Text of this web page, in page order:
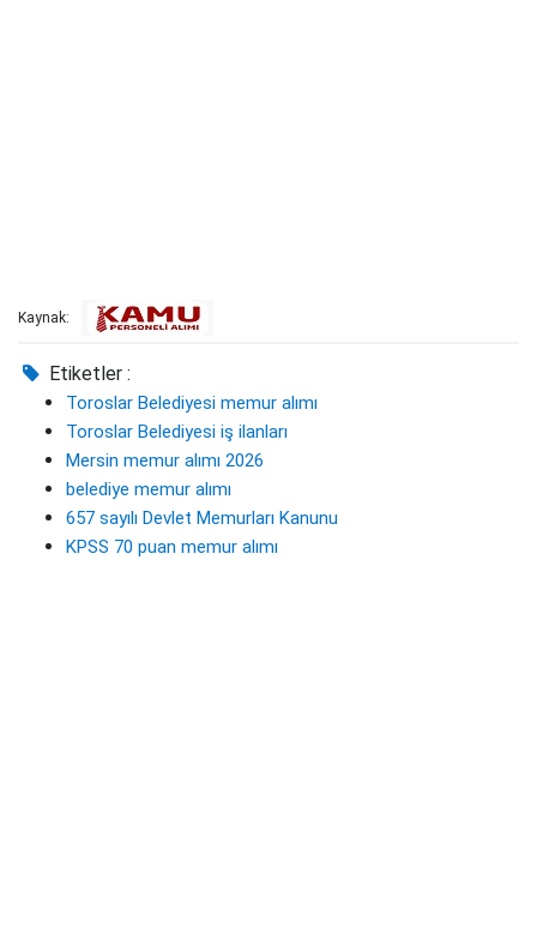
Kaynak:
Etiketler :
Toroslar Belediyesi memur alımı
Toroslar Belediyesi iş ilanları
Mersin memur alımı 2026
belediye memur alımı
657 sayılı Devlet Memurları Kanunu
KPSS 70 puan memur alımı